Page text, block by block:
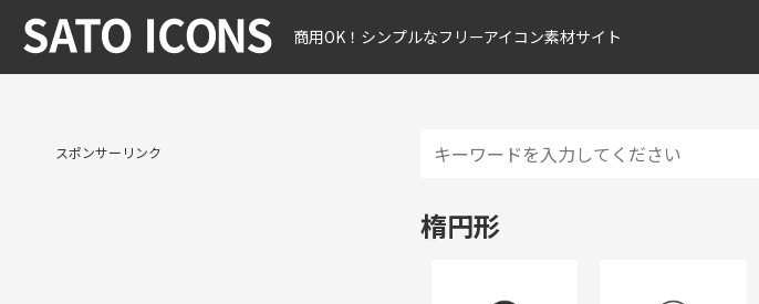
商用OK！シンプルなフリーアイコン素材サイト
スポンサーリンク
楕円形